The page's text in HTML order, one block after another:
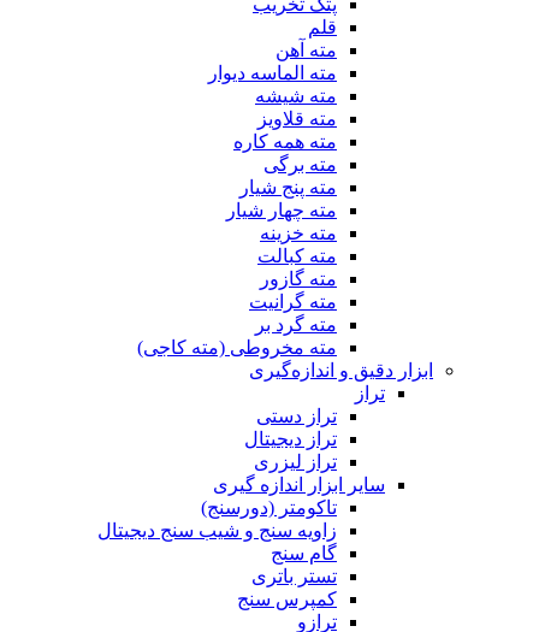
قلم
مته آهن
مته الماسه دیوار
مته شیشه
مته قلاویز
مته همه کاره
مته برگی
مته پنج شیار
مته چهار شیار
مته خزینه
مته کبالت
مته گازور
مته گرانیت
مته گرد بر
مته مخروطی (مته کاجی)
ابزار دقیق و اندازه‌گیری
تراز
تراز دستی
تراز دیجیتال
تراز لیزری
سایر ابزار اندازه گیری
تاکومتر (دورسنج)
زاویه سنج و شیب سنج دیجیتال
گام سنج
تستر باتری
کمپرس سنج
ترازو